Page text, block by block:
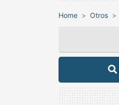
Home Otros